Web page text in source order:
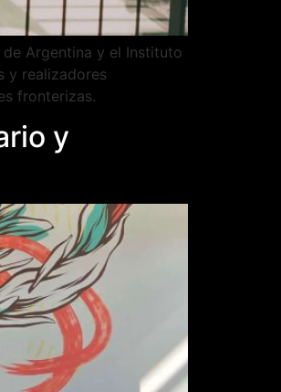
Argentina y el Instituto
y realizadores
fronterizas.
y